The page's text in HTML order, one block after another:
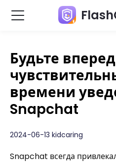
Будьте
времени
Snapchat
2024-06-13 kidcaring
Snapchat всегда